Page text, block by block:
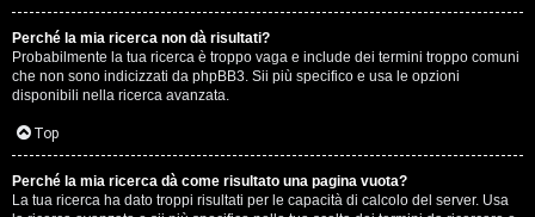
Perché la mia ricerca non dà risultati?
Probabilmente la tua ricerca è troppo vaga e include dei termini troppo comuni
che non sono indicizzati da phpBB3. Sii più specifico e usa le opzioni
disponibili nella ricerca avanzata.
Top
Perché la mia ricerca dà come risultato una pagina vuota?
La tua ricerca ha dato troppi risultati per le capacità di calcolo del server. Usa